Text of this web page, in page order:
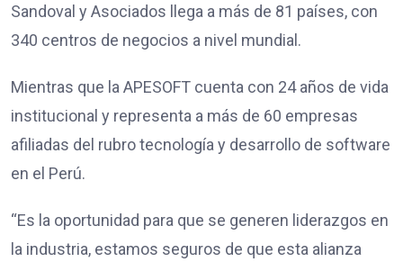
Sandoval y Asociados llega a más de 81 países, con
340 centros de negocios a nivel mundial.
Mientras que la APESOFT cuenta con 24 años de vida
institucional y representa a más de 60 empresas
afiliadas del rubro tecnología y desarrollo de software
en el Perú.
“Es la oportunidad para que se generen liderazgos en
la industria, estamos seguros de que esta alianza